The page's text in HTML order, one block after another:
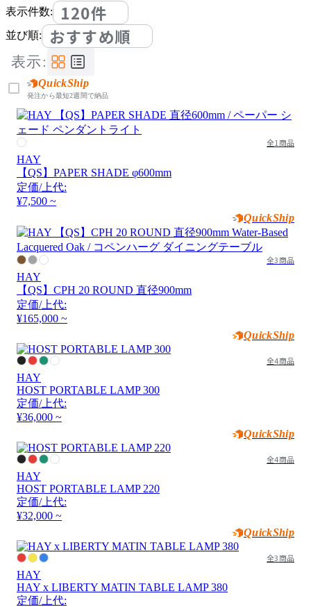
表示件数:
120件
並び順: おすすめ順
表示:
QuickShip
発注から最短2週間で納品
全1商品
HAY
【QS】PAPER SHADE φ600mm
定価/上代:
¥7,500 ~
QuickShip
全3商品
HAY
【QS】CPH 20 ROUND 直径900mm
定価/上代:
¥165,000 ~
QuickShip
全4商品
HAY
HOST PORTABLE LAMP 300
定価/上代:
¥36,000 ~
QuickShip
全4商品
HAY
HOST PORTABLE LAMP 220
定価/上代:
¥32,000 ~
QuickShip
全3商品
HAY
HAY x LIBERTY MATIN TABLE LAMP 380
定価/上代: